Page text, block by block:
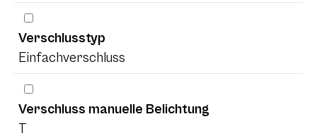
Verschlusstyp
Einfachverschluss
Verschluss manuelle Belichtung
T